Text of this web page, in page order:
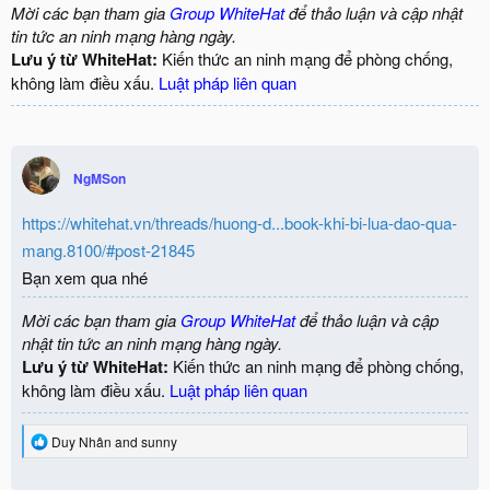
Mời các bạn tham gia Group WhiteHatđể thảo luận và cập nhật
tin tức an ninh mạng hàng ngày.
Lưu ý từ WhiteHat: Kiến thức an ninh mạng để phòng chống,
không làm điều xấu. Luật pháp liên quan
NgMSon
https://whitehat.vn/threads/huong-d...book-khi-bi-lua-dao-qua-
mang.8100/#post-21845
Bạn xem qua nhé
Mời các bạn tham gia Group WhiteHatđể thảo luận và cập
nhật tin tức an ninh mạng hàng ngày.
Lưu ý từ WhiteHat: Kiến thức an ninh mạng để phòng chống,
không làm điều xấu. Luật pháp liên quan
R
Duy Nhân and sunny